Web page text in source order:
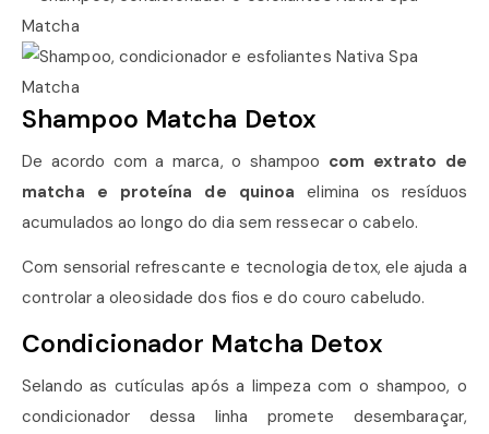
Shampoo Matcha Detox
De acordo com a marca, o shampoo com extrato de
matcha e proteína de quinoa elimina os resíduos
acumulados ao longo do dia sem ressecar o cabelo.
Com sensorial refrescante e tecnologia detox, ele ajuda a
controlar a oleosidade dos fios e do couro cabeludo.
Condicionador Matcha Detox
Selando as cutículas após a limpeza com o shampoo, o
condicionador dessa linha promete desembaraçar,